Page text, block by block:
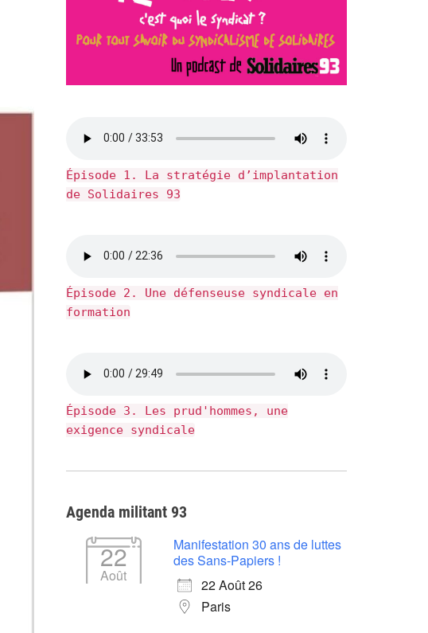
Outlook Live
Épisode 1. La stratégie d’implantation
de Solidaires 93
Épisode 2. Une défenseuse syndicale en
formation
Épisode 3. Les prud'hommes, une
exigence syndicale
Agenda militant 93
22
Août
Manifestation 30 ans de luttes
des Sans-Papiers !
22 Août 26
Paris